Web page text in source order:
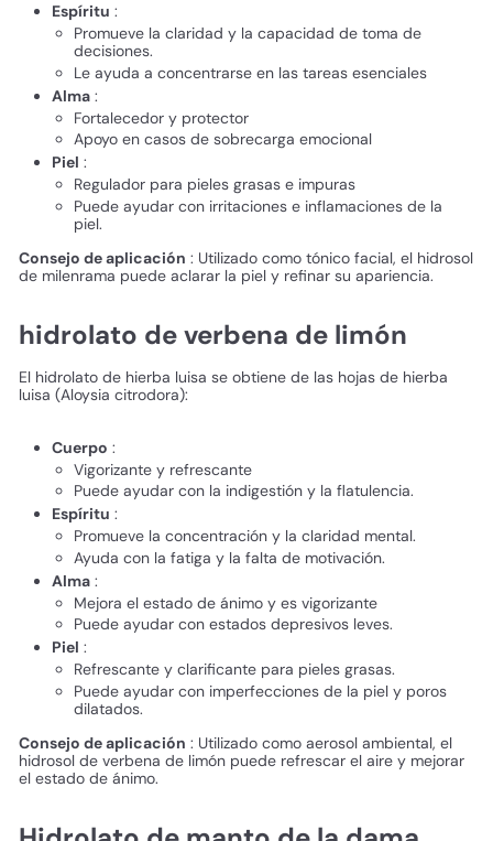
Espíritu :
Promueve la claridad y la capacidad de toma de
decisiones.
Le ayuda a concentrarse en las tareas esenciales
Alma :
Fortalecedor y protector
Apoyo en casos de sobrecarga emocional
Piel :
Regulador para pieles grasas e impuras
Puede ayudar con irritaciones e inflamaciones de la
piel.
Consejo de aplicación : Utilizado como tónico facial, el hidrosol
de milenrama puede aclarar la piel y refinar su apariencia.
hidrolato de verbena de limón
El hidrolato de hierba luisa se obtiene de las hojas de hierba
luisa (Aloysia citrodora):
Cuerpo :
Vigorizante y refrescante
Puede ayudar con la indigestión y la flatulencia.
Espíritu :
Promueve la concentración y la claridad mental.
Ayuda con la fatiga y la falta de motivación.
Alma :
Mejora el estado de ánimo y es vigorizante
Puede ayudar con estados depresivos leves.
Piel :
Refrescante y clarificante para pieles grasas.
Puede ayudar con imperfecciones de la piel y poros
dilatados.
Consejo de aplicación : Utilizado como aerosol ambiental, el
hidrosol de verbena de limón puede refrescar el aire y mejorar
el estado de ánimo.